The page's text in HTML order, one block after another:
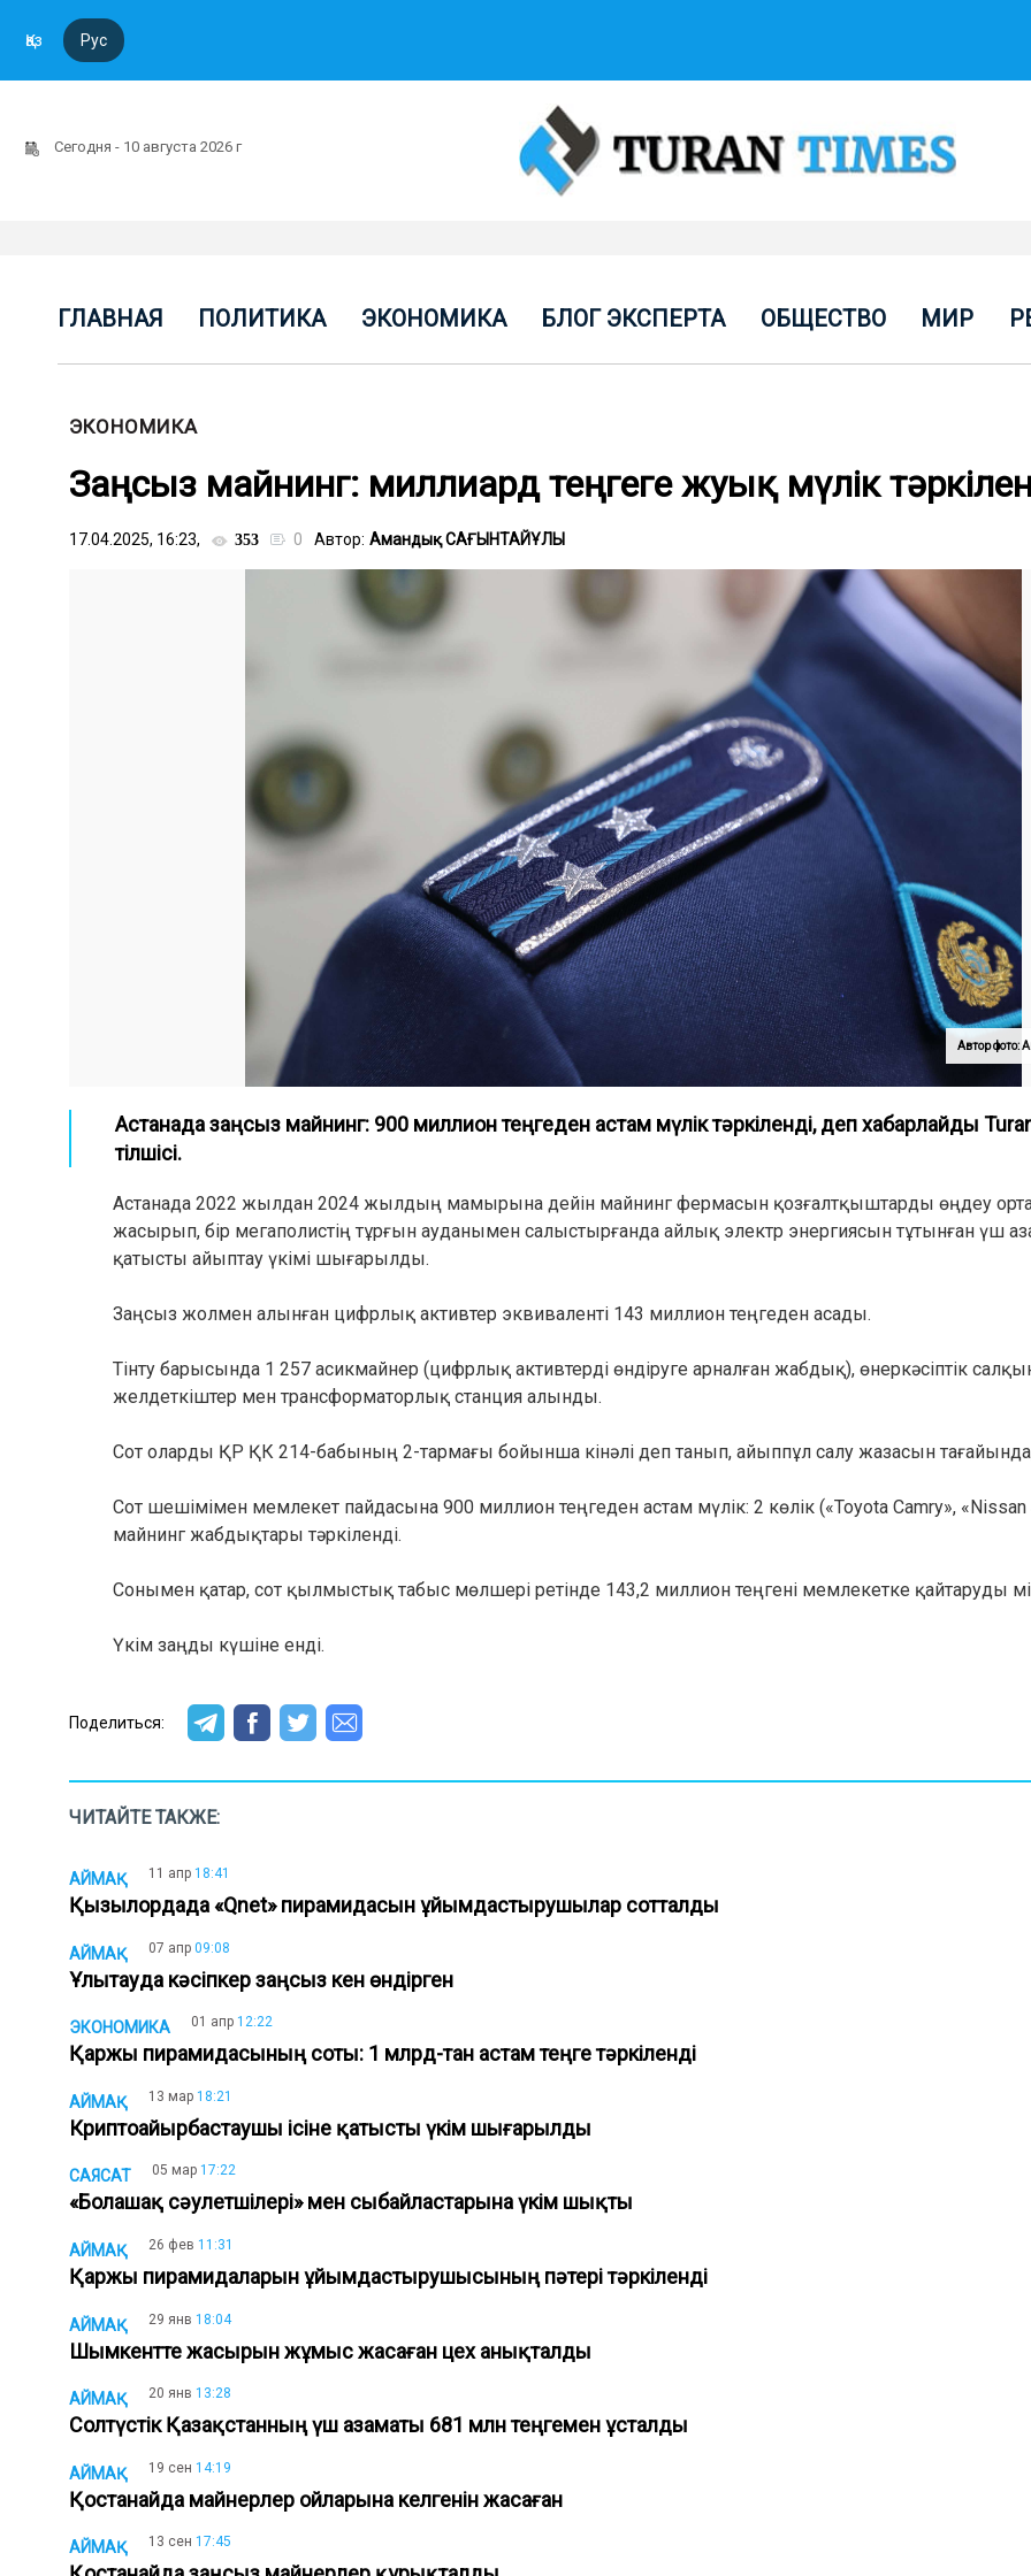
Қаз Рус
Сегодня - 10 августа 2026 г
ГЛАВНАЯ ПОЛИТИКА ЭКОНОМИКА БЛОГ ЭКСПЕРТА ОБЩЕСТВО МИР
ЭКОНОМИКА
Заңсыз майнинг: миллиард теңгеге жуық мүлік
17.04.2025, 16:23, 353 0 Автор: Амандық САҒЫНТАЙҰЛЫ
Автор
Астанада заңсыз майнинг: 900 миллион теңгеден астам мүлік тәркіленді, деп хабарлайды
тілшісі.
Астанада 2022 жылдан 2024 жылдың мамырына дейін майнинг фермасын қозғалтқыштарды өңдеу
жасырып, бір мегаполистің тұрғын ауданымен салыстырғанда айлық электр энергиясын тұтынған үш
қатысты айыптау үкімі шығарылды.
Заңсыз жолмен алынған цифрлық активтер эквиваленті 143 миллион теңгеден асады.
Тінту барысында 1 257 асикмайнер (цифрлық активтерді өндіруге арналған жабдық), өнеркәсіптік
желдеткіштер мен трансформаторлық станция алынды.
Сот оларды ҚР ҚК 214-бабының 2-тармағы бойынша кінәлі деп танып, айыппұл салу жазасын
Сот шешімімен мемлекет пайдасына 900 миллион теңгеден астам мүлік: 2 көлік («Toyota Camry»,
майнинг жабдықтары тәркіленді.
Сонымен қатар, сот қылмыстық табыс мөлшері ретінде 143,2 миллион теңгені мемлекетке қайтаруды
Үкім заңды күшіне енді.
Поделиться:
ЧИТАЙТЕ ТАКЖЕ:
АЙМАҚ 11 апр 18:41
Қызылордада «Qnet» пирамидасын ұйымдастырушылар сотталды
АЙМАҚ 07 апр 09:08
Ұлытауда кәсіпкер заңсыз кен өндірген
ЭКОНОМИКА 01 апр 12:22
Қаржы пирамидасының соты: 1 млрд-тан астам теңге тәркіленді
АЙМАҚ 13 мар 18:21
Криптоайырбастаушы ісіне қатысты үкім шығарылды
САЯСАТ 05 мар 17:22
«Болашақ сәулетшілері» мен сыбайластарына үкім шықты
АЙМАҚ 26 фев 11:31
Қаржы пирамидаларын ұйымдастырушысының пәтері тәркіленді
АЙМАҚ 29 янв 18:04
Шымкентте жасырын жұмыс жасаған цех анықталды
АЙМАҚ 20 янв 13:28
Солтүстік Қазақстанның үш азаматы 681 млн теңгемен ұсталды
АЙМАҚ 19 сен 14:19
Қостанайда майнерлер ойларына келгенін жасаған
АЙМАҚ 13 сен 17:45